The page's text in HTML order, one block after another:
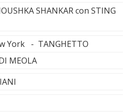
SHANKAR con STING
York - TANGHETTO
MEOLA